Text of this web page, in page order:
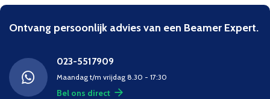
Ontvang persoonlijk advies van een Beamer Expert.
023-5517909
Maandag t/m vrijdag 8.30 - 17:30
Bel ons direct